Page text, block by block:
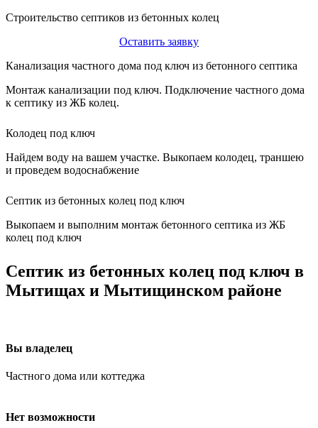
Строительство септиков из бетонных колец
Оставить заявку
Канализация частного дома под ключ из бетонного септика
Монтаж канализации под ключ. Подключение частного дома
к септику из ЖБ колец.
Колодец под ключ
Найдем воду на вашем участке. Выкопаем колодец, траншею
и проведем водоснабжение
Септик из бетонных колец под ключ
Выкопаем и выполним монтаж бетонного септика из ЖБ
колец под ключ
Септик из бетонных колец под ключ в
Мытищах и Мытищинском районе
Вы владелец
Частного дома или коттеджа
Нет возможности